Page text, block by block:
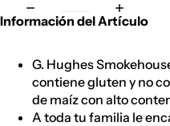
Información del Artículo
G. Hughes
contiene gluten y no
de maíz con alto
A toda tu familia le